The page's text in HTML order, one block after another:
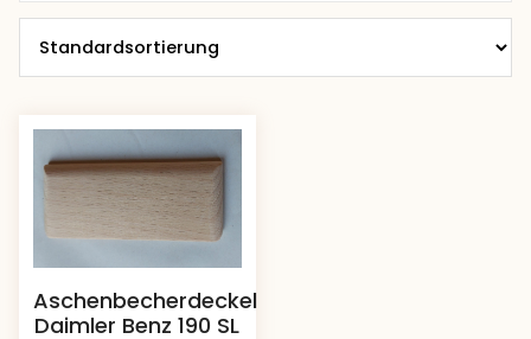
Aschenbecherdeckel
Daimler Benz 190 SL